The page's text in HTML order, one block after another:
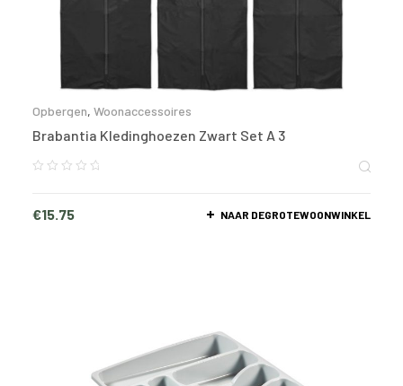
Opbergen, Woonaccessoires
Brabantia Kledinghoezen Zwart Set A 3
€15.75 NAAR DEGROTEWOONWINKEL